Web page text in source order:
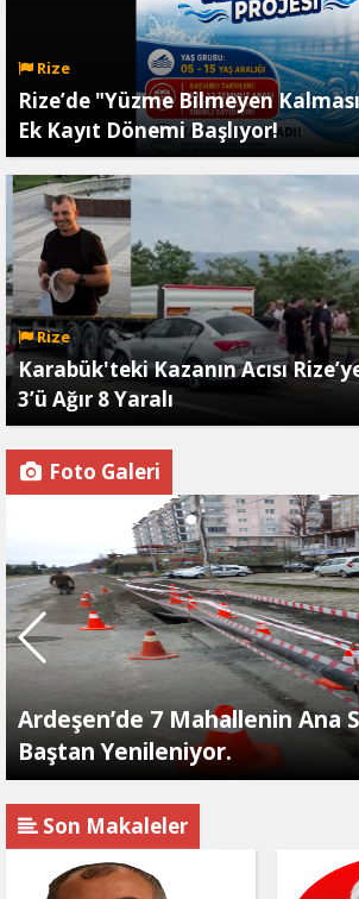
Rize
Rize’de "Yüzme Bilmeyen
Ek Kayıt Dönemi Başlıyor!
Rize
Karabük'teki Kazanın Acısı
3’ü Ağır 8 Yaralı
Foto Galeri
Ardeşen’de 7 Mahallenin Ana
Baştan Yenileniyor.
Son Makaleler